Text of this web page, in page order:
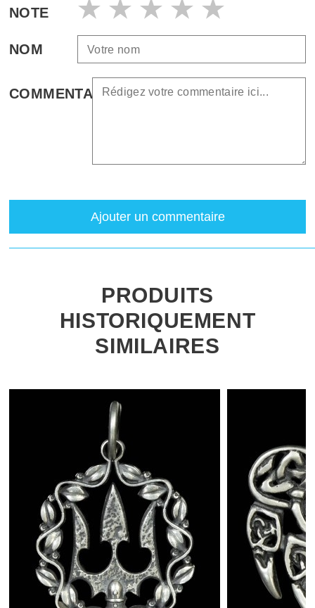
NOTE
NOM
COMMENTAIRE
Ajouter un commentaire
PRODUITS
HISTORIQUEMENT
SIMILAIRES